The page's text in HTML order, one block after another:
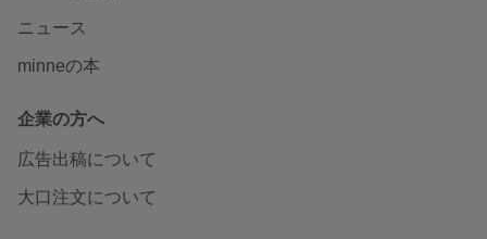
ニュース
minneの本
企業の方へ
広告出稿について
大口注文について